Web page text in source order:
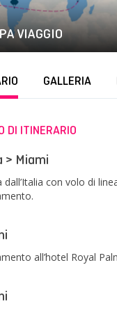
VIAGGIO
GALLERIA
DI ITINERARIO
> Miami
dall’Italia con volo di
all’hotel Royal